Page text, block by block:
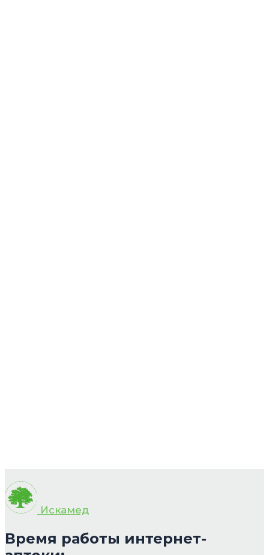
Искамед
Время работы интернет-